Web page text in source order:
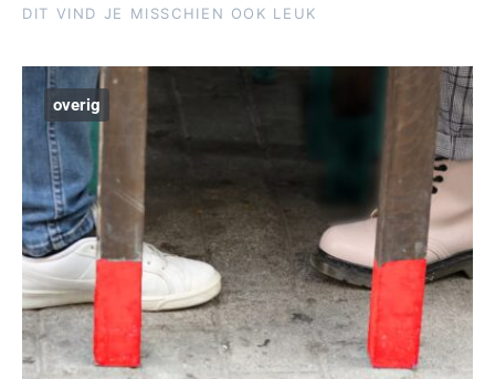
DIT VIND JE MISSCHIEN OOK LEUK
overig